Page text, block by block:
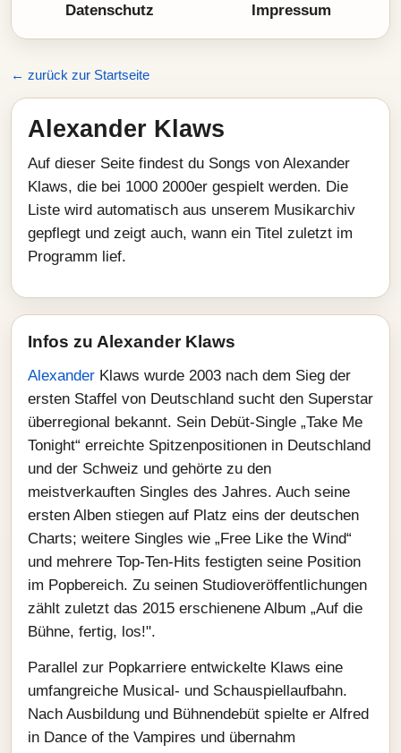
Datenschutz Impressum
← zurück zur Startseite
Alexander Klaws
Auf dieser Seite findest du Songs von Alexander
Klaws, die bei 1000 2000er gespielt werden. Die
Liste wird automatisch aus unserem Musikarchiv
gepflegt und zeigt auch, wann ein Titel zuletzt im
Programm lief.
Infos zu Alexander Klaws
Alexander Klaws wurde 2003 nach dem Sieg der
ersten Staffel von Deutschland sucht den Superstar
überregional bekannt. Sein Debüt-Single „Take Me
Tonight“ erreichte Spitzenpositionen in Deutschland
und der Schweiz und gehörte zu den
meistverkauften Singles des Jahres. Auch seine
ersten Alben stiegen auf Platz eins der deutschen
Charts; weitere Singles wie „Free Like the Wind“
und mehrere Top-Ten-Hits festigten seine Position
im Popbereich. Zu seinen Studioveröffentlichungen
zählt zuletzt das 2015 erschienene Album „Auf die
Bühne, fertig, los!".
Parallel zur Popkarriere entwickelte Klaws eine
umfangreiche Musical- und Schauspiellaufbahn.
Nach Ausbildung und Bühnendebüt spielte er Alfred
in Dance of the Vampires und übernahm